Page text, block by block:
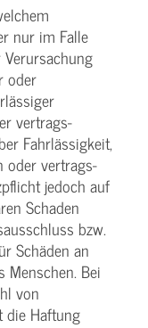
nur im Falle
oder
vertrags­
Fahrlässigkeit,
oder vertrags­
jedoch auf
Schaden
bzw.
Schäden an
Menschen. Bei
von
die Haftung